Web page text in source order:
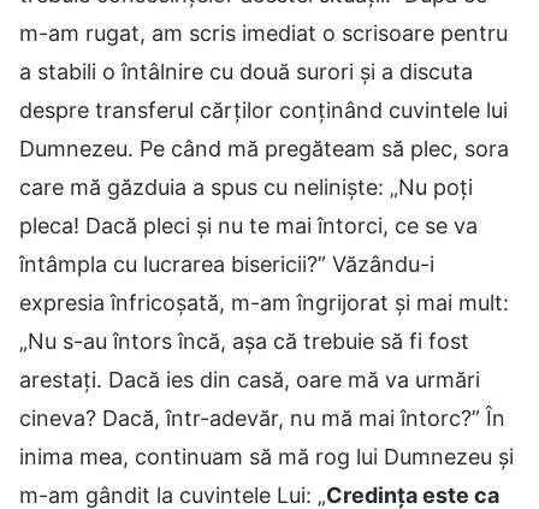
m-am rugat, am scris imediat o scrisoare pentru
a stabili o întâlnire cu două surori și a discuta
despre transferul cărților conținând cuvintele lui
Dumnezeu. Pe când mă pregăteam să plec, sora
care mă găzduia a spus cu neliniște: „Nu poți
pleca! Dacă pleci și nu te mai întorci, ce se va
întâmpla cu lucrarea bisericii?” Văzându-i
expresia înfricoșată, m-am îngrijorat și mai mult:
„Nu s-au întors încă, așa că trebuie să fi fost
arestați. Dacă ies din casă, oare mă va urmări
cineva? Dacă, într-adevăr, nu mă mai întorc?” În
inima mea, continuam să mă rog lui Dumnezeu și
m-am gândit la cuvintele Lui: „Credința este ca